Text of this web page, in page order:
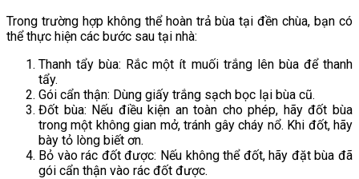
Trong trường hợp không thể hoàn trả bùa tại đền chùa, bạn có
thể thực hiện các bước sau tại nhà:
Thanh tẩy bùa: Rắc một ít muối trắng lên bùa để thanh
tẩy.
Gói cẩn thận: Dùng giấy trắng sạch bọc lại bùa cũ.
Đốt bùa: Nếu điều kiện an toàn cho phép, hãy đốt bùa
trong một không gian mở, tránh gây cháy nổ. Khi đốt, hãy
bày tỏ lòng biết ơn.
Bỏ vào rác đốt được: Nếu không thể đốt, hãy đặt bùa đã
gói cẩn thận vào rác đốt được.